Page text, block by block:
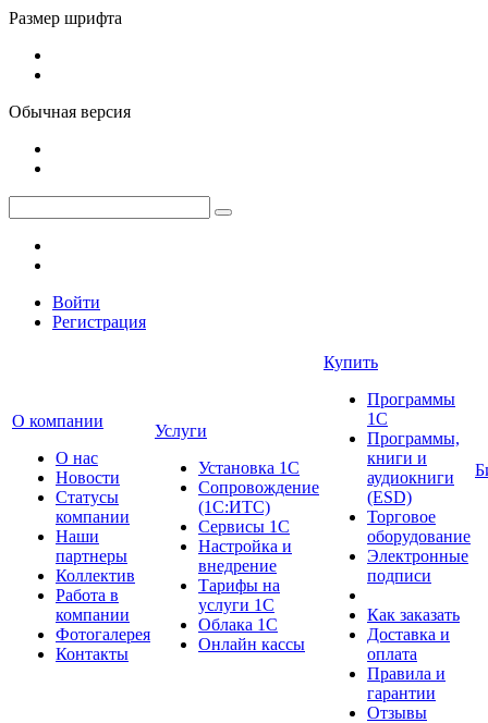
Размер шрифта
Обычная версия
Войти
Регистрация
О компании
О нас
Новости
Cтатусы
компании
Наши
партнеры
Коллектив
Работа в
компании
Фотогалерея
Контакты
Услуги
Установка 1С
Сопровождение
(1С:ИТС)
Сервисы 1С
Настройка и
внедрение
Тарифы на
услуги 1С
Облака 1С
Онлайн кассы
Купить
Программы
1С
Программы,
книги и
аудиокниги
(ESD)
Торговое
оборудование
Электронные
подписи
Как заказать
Доставка и
оплата
Правила и
гарантии
Отзывы